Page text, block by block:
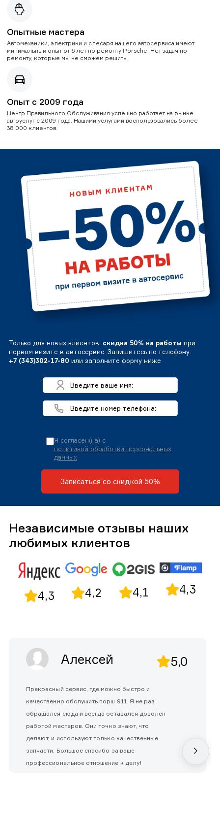
Опытные мастера
Автомеханики, электрики и слесаря нашего автосервиса имеют
минимальный опыт от 6 лет по ремонту Porsche. Нет задач по
ремонту, которые мы не сможем решить.
Опыт с 2009 года
Центр Правильного Обслуживания успешно работает на рынке
автоуслуг с 2009 года. Нашими услугами воспользовались более
38 000 клиентов.
Только для новых клиентов: скидка 50% на работы при
первом визите в автосервис. Запишитесь по телефону:
+7 (343)302-17-80 или заполните форму ниже
Я согласен(на) с
политикой обработки персональных
данных
Записаться со скидкой 50%
Независимые отзывы наших
любимых клиентов
4,3 4,2 4,1 4,3
Алексей 5,0
Прекрасный сервис, где можно быстро и
качественно обслужить порш 911. Я не раз
обращался сюда и всегда оставался доволен
работой мастеров. Они точно знают, что
делают, и используют только качественные
запчасти. Большое спасибо за ваше
профессиональное отношение к делу!